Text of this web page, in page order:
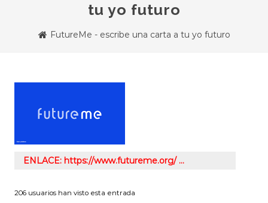
tu yo futuro
FutureMe - escribe una carta a tu yo futuro
ENLACE: https://www.futureme.org/ …
206 usuarios han visto esta entrada